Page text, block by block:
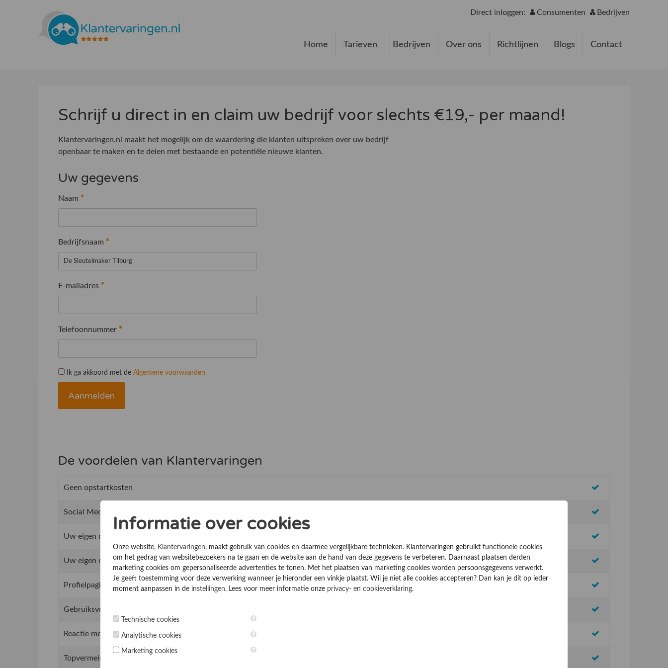
Direct inloggen: Consumenten Bedrijven
Home Tarieven Bedrijven Over ons Richtlijnen Blogs Contact
Schrijf u direct in en claim uw bedrijf voor slechts €19,- per maand!
Klantervaringen.nl maakt het mogelijk om de waardering die klanten uitspreken over uw bedrijf
openbaar te maken en te delen met bestaande en potentiële nieuwe klanten.
Uw gegevens
Naam *
Bedrijfsnaam *
E-mailadres *
Telefoonnummer *
Ik ga akkoord met de Algemene voorwaarden
De voordelen van Klantervaringen
Geen opstartkosten
Social Media integratie om uw reviews te delen
Uw eigen review promotie link
Uw eigen review widget voor op de website
Profielpagina optimalisatie
Gebruiksvriendelijk beheer van het reviewsysteem
Reactie mogelijkheid op reviews
Topvermeldingen op de website
Informatie over cookies
Onze website, Klantervaringen, maakt gebruik van cookies en daarmee vergelijkbare technieken. Klantervaringen gebruikt functionele cookies
om het gedrag van websitebezoekers na te gaan en de website aan de hand van deze gegevens te verbeteren. Daarnaast plaatsen derden
marketing cookies om gepersonaliseerde advertenties te tonen. Met het plaatsen van marketing cookies worden persoonsgegevens verwerkt.
Je geeft toestemming voor deze verwerking wanneer je hieronder een vinkje plaatst. Wil je niet alle cookies accepteren? Dan kan je dit op ieder
moment aanpassen in de instellingen. Lees voor meer informatie onze privacy- en cookieverklaring.
Technische cookies
Analytische cookies
Marketing cookies